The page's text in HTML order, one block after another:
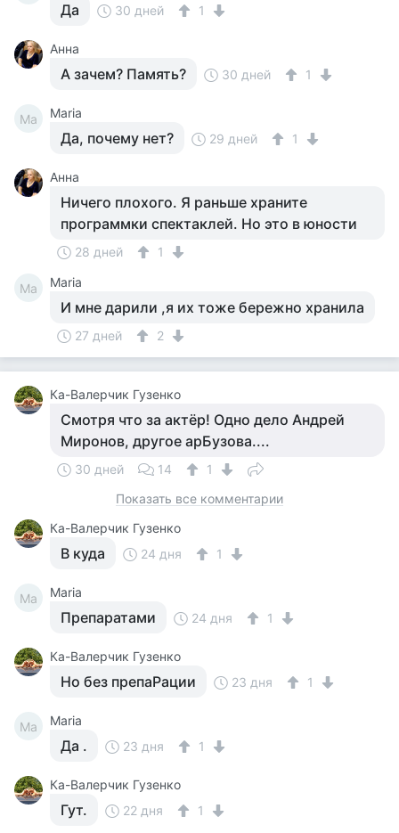
Да 30 дней 1
Анна
А зачем? Память? 30 дней 1
Ma Maria
Да, почему нет? 29 дней 1
Анна
Ничего плохого. Я раньше храните
программки спектаклей. Но это в юности
28 дней 1
Ma Maria
И мне дарили ,я их тоже бережно хранила
27 дней 2
Ка-Валерчик Гузенко
Смотря что за актёр! Одно дело Андрей
Миронов, другое арБузова....
30 дней 14
1
Показать все комментарии
Ка-Валерчик Гузенко
В куда 24 дня 1
Ma Maria
Препаратами 24 дня 1
Ка-Валерчик Гузенко
Но без препаРации 23 дня 1
Ma Maria
Да . 23 дня 1
Ка-Валерчик Гузенко
Гут. 22 дня 1